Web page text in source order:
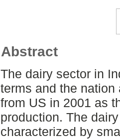
Abstract
The dairy sector in
terms and the
from US in 2001 as
production. The
characterized by